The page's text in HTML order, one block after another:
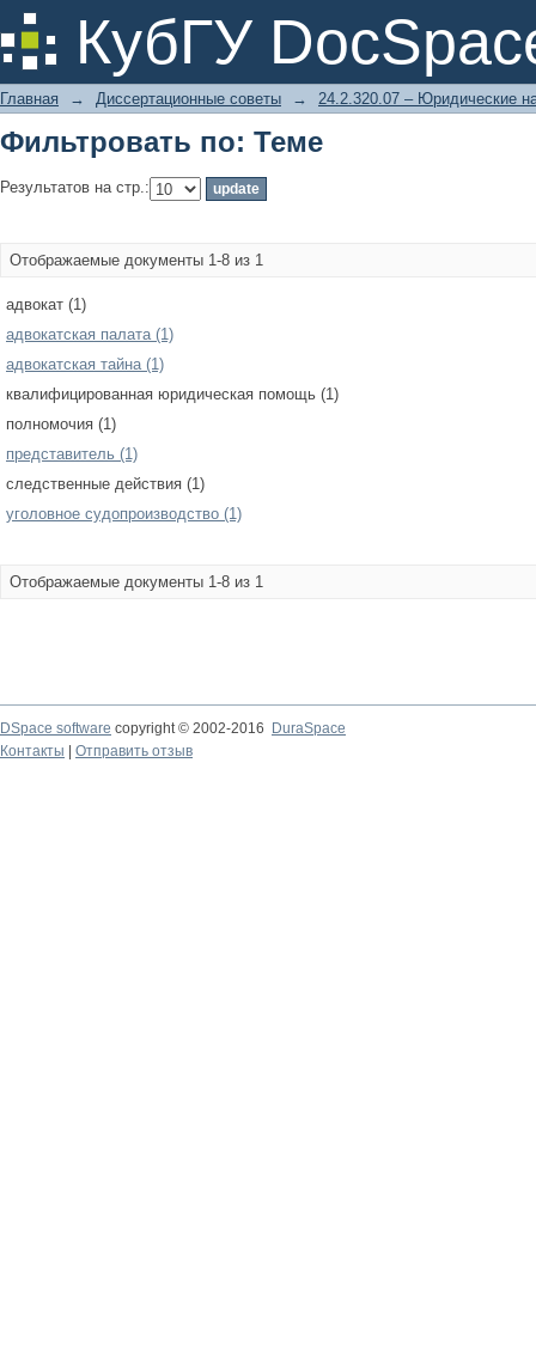
КубГУ
Фильтровать по: Теме
Главная → Диссертационные советы → 24.2.320.07 – Юридические
Фильтровать по: Теме
Результатов на стр.:
Отображаемые документы 1-8 из 1
адвокат (1)
адвокатская палата (1)
адвокатская тайна (1)
квалифицированная юридическая помощь (1)
полномочия (1)
представитель (1)
следственные действия (1)
уголовное судопроизводство (1)
Отображаемые документы 1-8 из 1
DSpace software copyright © 2002-2016
DuraSpace
Контакты
Отправить отзыв